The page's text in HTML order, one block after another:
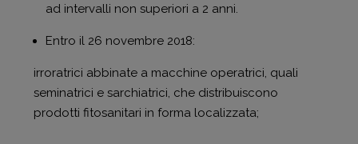
ad intervalli non superiori a 2 anni.
Entro il 26 novembre 2018:
irroratrici abbinate a macchine operatrici, quali
seminatrici e sarchiatrici, che distribuiscono
prodotti fitosanitari in forma localizzata;